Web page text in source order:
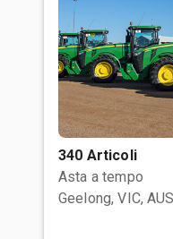
340 Articoli
Asta a tempo
Geelong, VIC, AUS